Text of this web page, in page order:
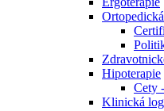
Hipoterapie
Cety
Klinická